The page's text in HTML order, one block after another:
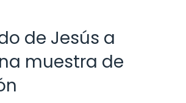
de Jesús a
muestra de